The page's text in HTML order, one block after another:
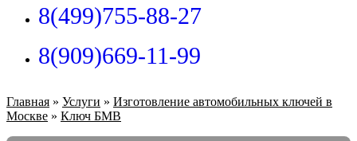
8(499)755-88-27
8(909)669-11-99
Главная » Услуги » Изготовление автомобильных ключей в
Москве » Ключ БМВ